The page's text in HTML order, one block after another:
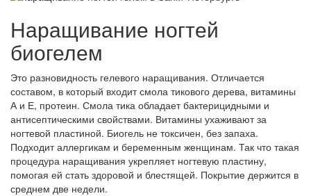
Наращивание ногтей
биогелем
Это разновидность гелевого наращивания. Отличается
составом, в который входит смола тикового дерева, витамины
А и Е, протеин. Смола тика обладает бактерицидными и
антисептическими свойствами. Витамины ухаживают за
ногтевой пластиной. Биогель не токсичен, без запаха.
Подходит аллергикам и беременным женщинам. Так что такая
процедура наращивания укрепляет ногтевую пластину,
помогая ей стать здоровой и блестящей. Покрытие держится в
среднем две недели.